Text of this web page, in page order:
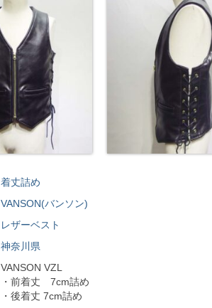
着丈詰め
VANSON(バンソン)
レザーベスト
神奈川県
VANSON VZL
・前着丈 7cm詰め
・後着丈 7cm詰め